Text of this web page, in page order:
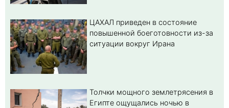
ЦАХАЛ приведен в состояние
повышенной боеготовности из-за
ситуации вокруг Ирана
Толчки мощного землетрясения в
Египте ощущались ночью в